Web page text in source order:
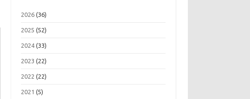
2026 (36)
2025 (52)
2024 (33)
2023 (22)
2022 (22)
2021 (5)